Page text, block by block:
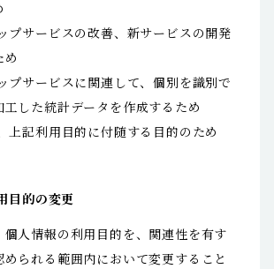
プサービスの改善、新サービスの開発
め
プサービスに関連して、個別を識別で
工した統計データを作成するため
上記利用目的に付随する目的のため
目的の変更
個人情報の利用目的を、関連性を有す
められる範囲内において変更すること